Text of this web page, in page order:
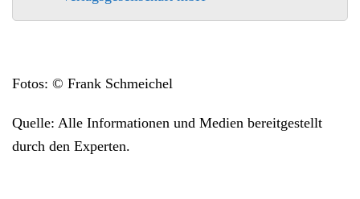
Fotos: © Frank Schmeichel
Quelle: Alle Informationen und Medien bereitgestellt
durch den Experten.